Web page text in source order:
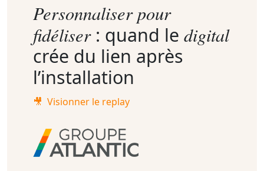
Personnaliser pour
fidéliser: quand le digital
crée du lien après
l’installation
🎥 Visionner le replay